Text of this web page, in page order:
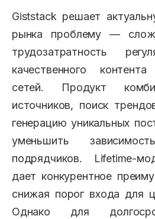
Giststack решает
рынка проблему —
трудозатратность
качественного
сетей. Продукт
источников, поиск
генерацию уникальных
уменьшить
подрядчиков. Lifetime-
дает конкурентное
снижая порог входа для
Однако для